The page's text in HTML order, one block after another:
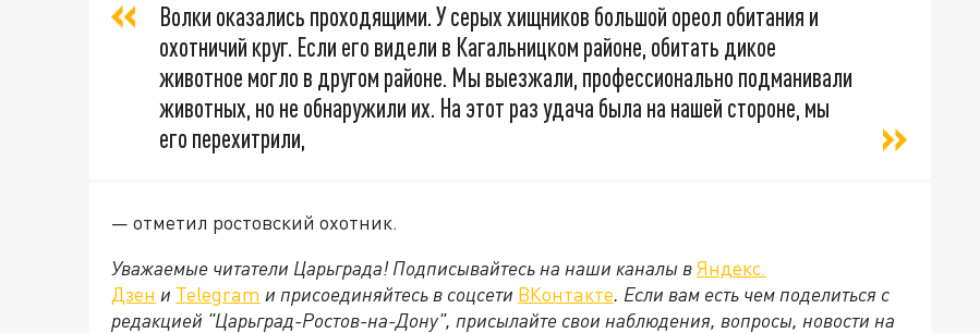
Волки оказались проходящими. У серых хищников большой ореол обитания и
охотничий круг. Если его видели в Кагальницком районе, обитать дикое
животное могло в другом районе. Мы выезжали, профессионально подманивали
животных, но не обнаружили их. На этот раз удача была на нашей стороне, мы
его перехитрили,
— отметил ростовский охотник.
Уважаемые читатели Царьграда! Подписывайтесь на наши каналы вЯндекс.
Дзен и Telegram и присоединяйтесь в соцсети ВКонтакте. Если вам есть чем поделиться с
редакцией "Царьград-Ростов-на-Дону", присылайте свои наблюдения, вопросы, новости на